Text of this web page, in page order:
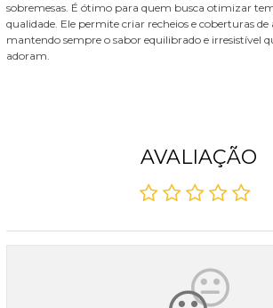
sobremesas. É ótimo para quem busca otimizar
qualidade. Ele permite criar recheios e coberturas de
mantendo sempre o sabor equilibrado e irresistível
adoram.
AVALIAÇÃO